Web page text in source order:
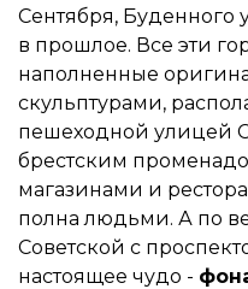
Сентября, Буденного
в прошлое. Все эти
наполненные
скульптурами,
пешеходной улицей
брестским
магазинами и
полна людьми. А по
Советской с
настоящее чудо -